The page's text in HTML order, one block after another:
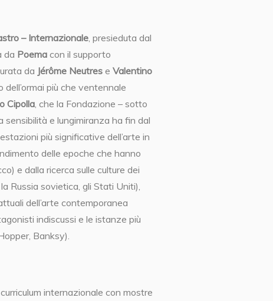
– Internazionale, presieduta dal
da Poema con il supporto
da Jérôme Neutres eValentino
più che ventennale
Cipolla, che la Fondazione – sotto
sensibilità e lungimiranza ha fin dal
più significative dell’arte in
delle epoche che hanno
e dalla ricerca sulle culture dei
Russia sovietica, gli Stati Uniti),
dell’arte contemporanea
indiscussi e le istanze più
Banksy).
internazionale con mostre